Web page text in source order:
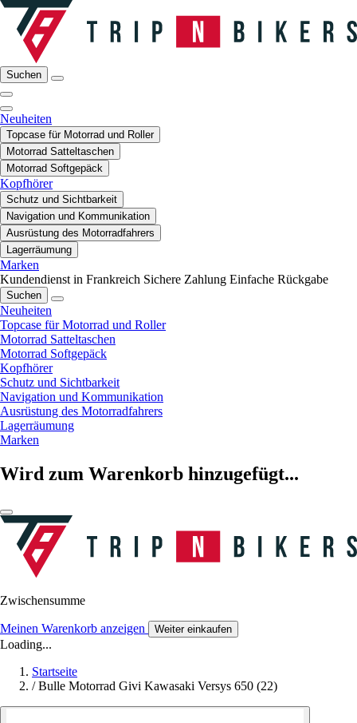
Suchen
Neuheiten
Topcase für Motorrad und Roller
Motorrad Satteltaschen
Motorrad Softgepäck
Kopfhörer
Schutz und Sichtbarkeit
Navigation und Kommunikation
Ausrüstung des Motorradfahrers
Lagerräumung
Marken
Kundendienst in Frankreich Sichere Zahlung Einfache Rückgabe
Suchen
Neuheiten
Topcase für Motorrad und Roller
Motorrad Satteltaschen
Motorrad Softgepäck
Kopfhörer
Schutz und Sichtbarkeit
Navigation und Kommunikation
Ausrüstung des Motorradfahrers
Lagerräumung
Marken
Wird zum Warenkorb hinzugefügt...
Zwischensumme
Meinen Warenkorb anzeigen Weiter einkaufen
Loading...
Startseite
/ Bulle Motorrad Givi Kawasaki Versys 650 (22)